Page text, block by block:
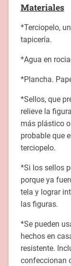
Materiales
*Terciopelo,
tapicería.
*Agua en
*Plancha.
*Sellos, que
relieve la
más plástico
probable que
terciopelo.
*Si los sellos
porque ya
tela y lograr
las figuras.
*Se pueden
hechos en
resistente.
confeccionan